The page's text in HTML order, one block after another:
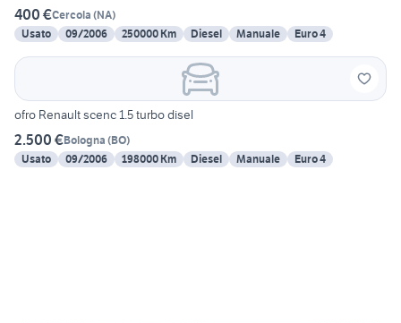
400 €Cercola (NA)
Usato
09/2006 250000 Km Diesel Manuale Euro 4
ofro Renault scenc 1.5 turbo disel
2.500 €Bologna (BO)
Usato
09/2006 198000 Km Diesel Manuale Euro 4